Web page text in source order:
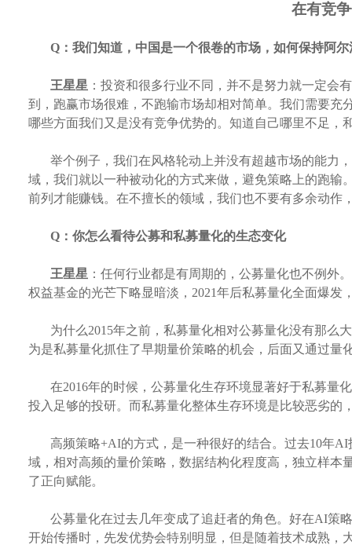
在有竞
Q： 我们知道，中国是一个很卷的市场，如何保持阿
王星星 ：投资和很多行业不同，并不是努力就一定会
到，跑赢市场很难，不跑输市场却相对简单。我们需要
哪些方面我们又是没有竞争优势的。知道自己哪里不足，
举个例子，我们在风格轮动上并没有超越市场的能力
域，我们就以一种被动化的方式来做，避免策略上的跑
前列才能赚钱。在不擅长的领域，我们也不要有多余动作
Q： 你怎么看待公募和私募量化的生态变化
王星星 ：任何行业都是有周期的，公募量化也不例外
权益基金的光芒下略显暗淡，2021年后私募量化全面爆发
为什么2015年之前，私募量化相对公募量化没有那么
为是私募量化抓住了早期量价策略的机会，后面又通过量
在2016年的时候，公募量化生存环境显著好于私募量
投入足够的投研。而私募量化整体生存环境是比较恶劣的
高频策略+AI的方式，是一种很好的结合。过去10年
域，相对高频的量价策略，数据结构化程度高，独立样
了正向赋能。
公募量化在过去几年变成了追赶者的角色。好在AI策
开始传播时，先发优势会特别明显，但是随着技术成熟，